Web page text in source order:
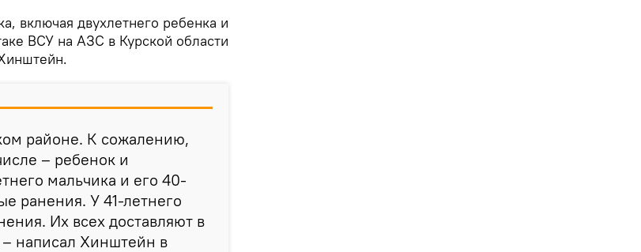
включая двухлетнего ребенка и
ВСУ на АЗС в Курской области
районе. К сожалению,
– ребенок и
мальчика и его 40-
ранения. У 41-летнего
Их всех доставляют в
написал Хинштейн в